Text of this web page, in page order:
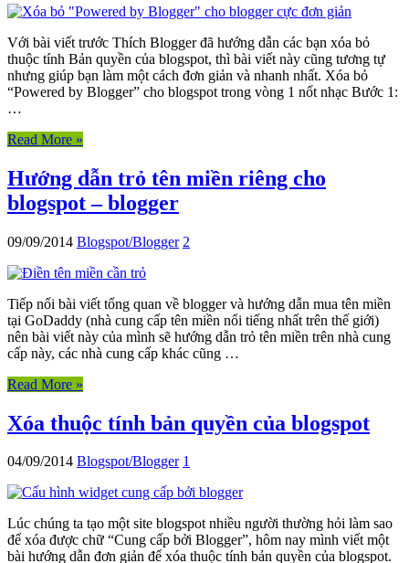
Với bài viết trước Thích Blogger đã hướng dẫn các bạn xóa bỏ
thuộc tính Bản quyền của blogspot, thì bài viết này cũng tương tự
nhưng giúp bạn làm một cách đơn giản và nhanh nhất. Xóa bỏ
“Powered by Blogger” cho blogspot trong vòng 1 nốt nhạc Bước 1:
…
Read More »
Hướng dẫn trỏ tên miền riêng cho
blogspot – blogger
09/09/2014 Blogspot/Blogger 2
Tiếp nối bài viết tổng quan về blogger và hướng dẫn mua tên miền
tại GoDaddy (nhà cung cấp tên miền nổi tiếng nhất trên thế giới)
nên bài viết này của mình sẽ hướng dẫn trỏ tên miền trên nhà cung
cấp này, các nhà cung cấp khác cũng …
Read More »
Xóa thuộc tính bản quyền của blogspot
04/09/2014 Blogspot/Blogger 1
Lúc chúng ta tạo một site blogspot nhiều người thường hỏi làm sao
để xóa được chữ “Cung cấp bởi Blogger”, hôm nay mình viết một
bài hướng dẫn đơn giản để xóa thuộc tính bản quyền của blogspot.